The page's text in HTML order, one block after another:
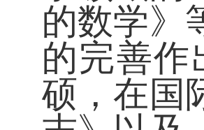
的数学》
的完善作
硕，在国